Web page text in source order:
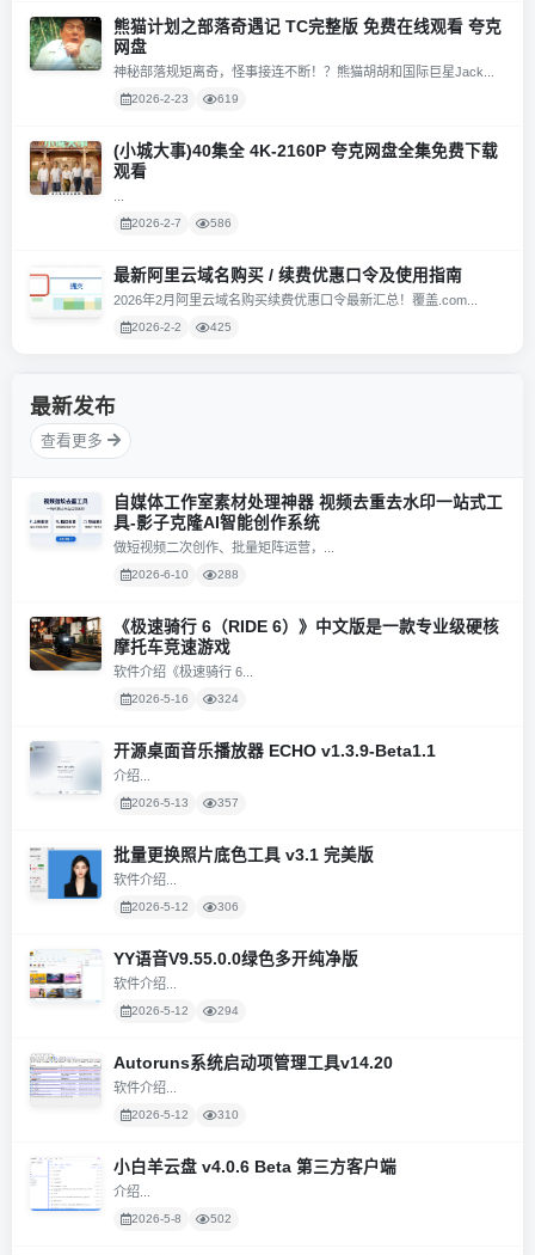
熊猫计划之部落奇遇记 TC完整版 免费在线观看 夸克
网盘
神秘部落规矩离奇，怪事接连不断！？熊猫胡胡和国际巨星Jack...
2026-2-23 619
(小城大事)40集全 4K-2160P 夸克网盘全集免费下载
观看
2026-2-7 586
最新阿里云域名购买 / 续费优惠口令及使用指南
2026年2月阿里云域名购买续费优惠口令最新汇总！覆盖.com...
2026-2-2 425
最新发布
查看更多
自媒体工作室素材处理神器 视频去重去水印一站式工
具-影子克隆AI智能创作系统
做短视频二次创作、批量矩阵运营，...
2026-6-10 288
《极速骑行 6（RIDE 6）》中文版是一款专业级硬核
摩托车竞速游戏
软件介绍《极速骑行 6...
2026-5-16 324
开源桌面音乐播放器 ECHO v1.3.9-Beta1.1
介绍...
2026-5-13 357
批量更换照片底色工具 v3.1 完美版
软件介绍...
2026-5-12 306
YY语音V9.55.0.0绿色多开纯净版
软件介绍...
2026-5-12 294
Autoruns系统启动项管理工具v14.20
软件介绍...
2026-5-12 310
小白羊云盘 v4.0.6 Beta 第三方客户端
介绍...
2026-5-8 502